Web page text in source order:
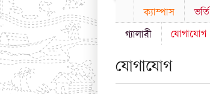
ক্যাম্পাস ভর্তি
গ্যালারী
যোগাযোগ
যোগাযোগ